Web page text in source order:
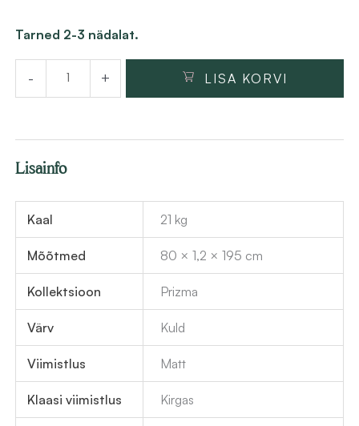
,
9
8
€
Tarned 2-3 nädalat.
-
Dušisein
Deante
Prizma
80x195
kuld
+ LISA KORVI
Lisainfo
Kaal 21 kg
Mõõtmed 80 × 1,2 × 195 cm
Kollektsioon Prizma
Värv Kuld
Viimistlus Matt
Klaasi viimistlus Kirgas